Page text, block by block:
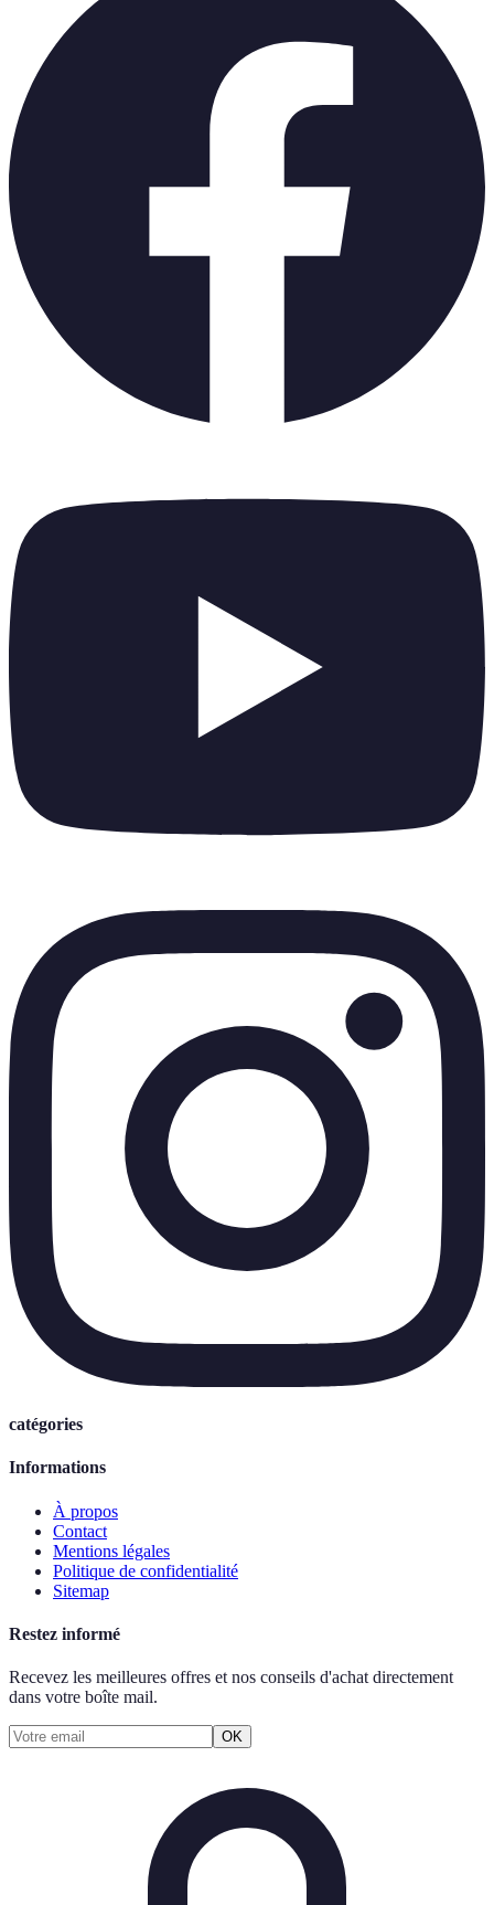
catégories
Informations
À propos
Contact
Mentions légales
Politique de confidentialité
Sitemap
Restez informé
Recevez les meilleures offres et nos conseils d'achat directement
dans votre boîte mail.
OK